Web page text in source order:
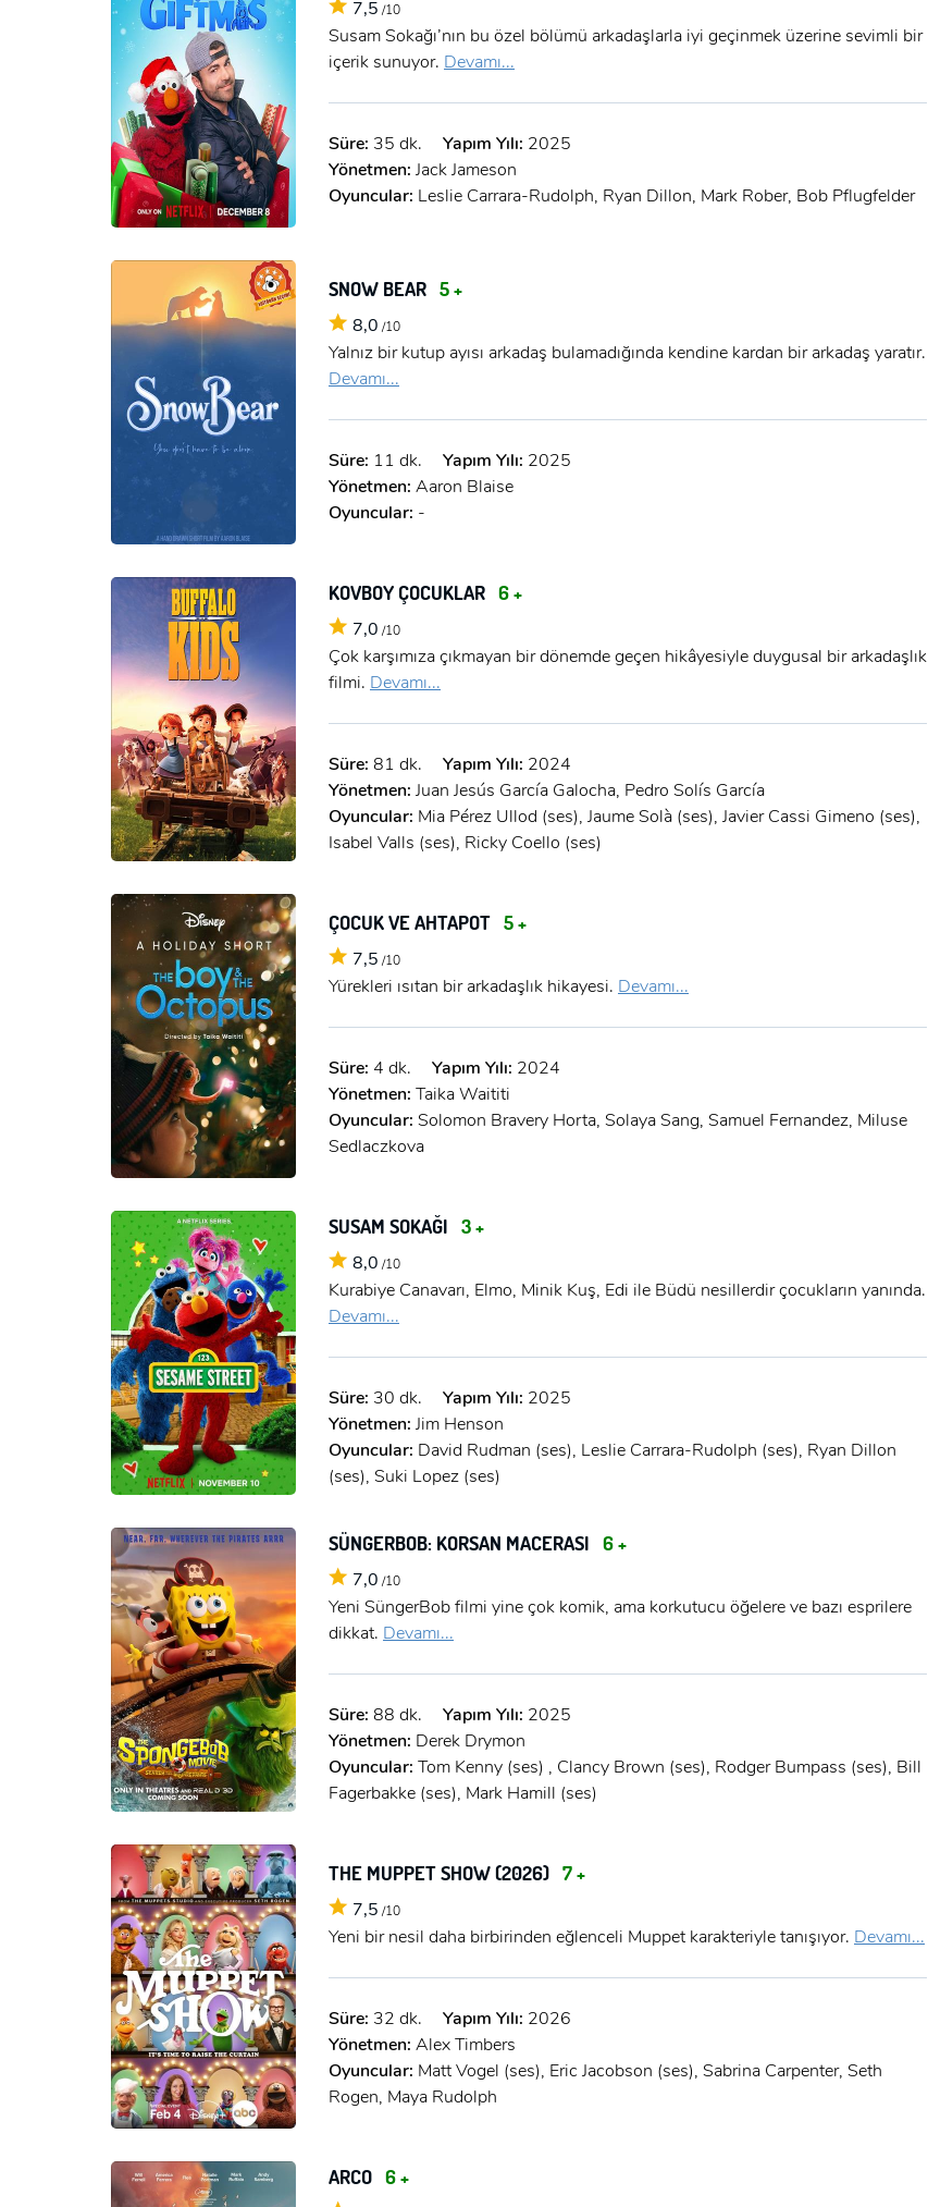
E-Posta:
Şifre:
Şifre:
7,5 /10
Susam Sokağı’nın bu özel bölümü arkadaşlarla iyi geçinmek üzerine sevimli bir
içerik sunuyor. Devamı...
Süre: 35 dk. Yapım Yılı: 2025
Yönetmen: Jack Jameson
Oyuncular: Leslie Carrara-Rudolph, Ryan Dillon, Mark Rober, Bob Pflugfelder
SNOW BEAR 5 +
8,0 /10
Yalnız bir kutup ayısı arkadaş bulamadığında kendine kardan bir arkadaş yaratır.
Devamı...
Süre: 11 dk. Yapım Yılı: 2025
Yönetmen: Aaron Blaise
Oyuncular: -
KOVBOY ÇOCUKLAR 6 +
7,0 /10
Çok karşımıza çıkmayan bir dönemde geçen hikâyesiyle duygusal bir arkadaşlık
filmi. Devamı...
Süre: 81 dk. Yapım Yılı: 2024
Yönetmen: Juan Jesús García Galocha, Pedro Solís García
Oyuncular: Mia Pérez Ullod (ses), Jaume Solà (ses), Javier Cassi Gimeno (ses),
Isabel Valls (ses), Ricky Coello (ses)
ÇOCUK VE AHTAPOT 5 +
7,5 /10
Yürekleri ısıtan bir arkadaşlık hikayesi. Devamı...
Süre: 4 dk. Yapım Yılı: 2024
Yönetmen: Taika Waititi
Oyuncular: Solomon Bravery Horta, Solaya Sang, Samuel Fernandez, Miluse
Sedlaczkova
SUSAM SOKAĞI 3 +
8,0 /10
Kurabiye Canavarı, Elmo, Minik Kuş, Edi ile Büdü nesillerdir çocukların yanında.
Devamı...
Süre: 30 dk. Yapım Yılı: 2025
Yönetmen: Jim Henson
Oyuncular: David Rudman (ses), Leslie Carrara-Rudolph (ses), Ryan Dillon
(ses), Suki Lopez (ses)
SÜNGERBOB: KORSAN MACERASI 6 +
7,0 /10
Yeni SüngerBob filmi yine çok komik, ama korkutucu öğelere ve bazı esprilere
dikkat. Devamı...
Süre: 88 dk. Yapım Yılı: 2025
Yönetmen: Derek Drymon
Oyuncular: Tom Kenny (ses) , Clancy Brown (ses), Rodger Bumpass (ses), Bill
Fagerbakke (ses), Mark Hamill (ses)
THE MUPPET SHOW (2026) 7 +
7,5 /10
Yeni bir nesil daha birbirinden eğlenceli Muppet karakteriyle tanışıyor. Devamı...
Süre: 32 dk. Yapım Yılı: 2026
Yönetmen: Alex Timbers
Oyuncular: Matt Vogel (ses), Eric Jacobson (ses), Sabrina Carpenter, Seth
Rogen, Maya Rudolph
ARCO 6 +